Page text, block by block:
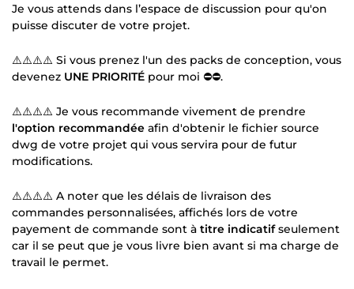
Je vous attends dans l’espace de discussion pour qu'on
puisse discuter de votre projet.
⚠️⚠️⚠️⚠️ Si vous prenez l'un des packs de conception, vous
devenez UNE PRIORITÉ pour moi ⛔⛔.
⚠️⚠️⚠️⚠️ Je vous recommande vivement de prendre
l'option recommandée afin d'obtenir le fichier source
dwg de votre projet qui vous servira pour de futur
modifications.
⚠️⚠️⚠️⚠️ A noter que les délais de livraison des
commandes personnalisées, affichés lors de votre
payement de commande sont à titre indicatifseulement
car il se peut que je vous livre bien avant si ma charge de
travail le permet.